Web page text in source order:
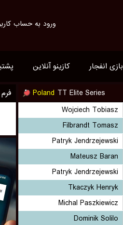
ورود به حساب
بازی انفجار کازینو آنلاین
Poland TT Elite Series
Wojciech Tobiasz
Filbrandt Tomasz
Patryk Jendrzejewski
Mateusz Baran
Patryk Jendrzejewski
Tkaczyk Henryk
Michal Paszkiewicz
Dominik Solilo